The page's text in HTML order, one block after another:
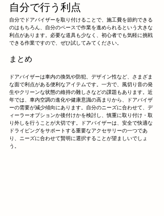
自分で行う利点
自分でドアバイザーを取り付けることで、施工費を節約できる
のはもちろん、自分のペースで作業を進められるという大きな
利点があります。必要な道具も少なく、初心者でも気軽に挑戦
できる作業ですので、ぜひ試してみてください。
まとめ
ドアバイザーは車内の換気や防犯、デザイン性など、さまざま
な面で利点がある便利なアイテムです。一方で、風切り音の発
生やクリーンな状態の維持の難しさなどの課題もあります。近
年では、車内空調の進化や健康意識の高まりから、ドアバイザ
ーの需要が減少傾向にあります。自分のニーズに合わせて、デ
ィーラーオプションか後付けかを検討し、慎重に取り付け・取
り外しを行うことが大切です。ドアバイザーは、安全で快適な
ドライビングをサポートする重要なアクセサリーの一つであ
り、ニーズに合わせて賢明に選択することが望ましいでしょ
う。